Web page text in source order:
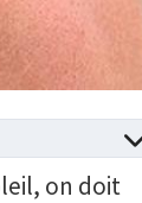
on doit